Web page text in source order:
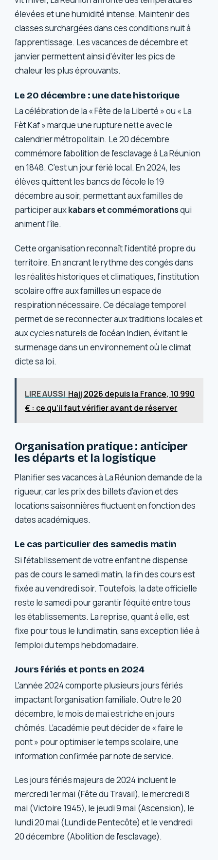
élevées et une humidité intense. Maintenir des
classes surchargées dans ces conditions nuit à
l’apprentissage. Les vacances de décembre et
janvier permettent ainsi d’éviter les pics de
chaleur les plus éprouvants.
Le 20 décembre : une date historique
La célébration de la « Fête de la Liberté » ou « La
Fèt Kaf » marque une rupture nette avec le
calendrier métropolitain. Le 20 décembre
commémore l’abolition de l’esclavage à La Réunion
en 1848. C’est un jour férié local. En 2024, les
élèves quittent les bancs de l’école le 19
décembre au soir, permettant aux familles de
participer auxkabars et commémorationsqui
animent l’île.
Cette organisation reconnaît l’identité propre du
territoire. En ancrant le rythme des congés dans
les réalités historiques et climatiques, l’institution
scolaire offre aux familles un espace de
respiration nécessaire. Ce décalage temporel
permet de se reconnecter aux traditions locales et
aux cycles naturels de l’océan Indien, évitant le
surmenage dans un environnement où le climat
dicte sa loi.
LIRE AUSSI Hajj 2026 depuis la France, 10 990
€ : ce qu’il faut vérifier avant de réserver
Organisation pratique : anticiper
les départs et la logistique
Planifier ses vacances à La Réunion demande de la
rigueur, car les prix des billets d’avion et des
locations saisonnières fluctuent en fonction des
dates académiques.
Le cas particulier des samedis matin
Si l’établissement de votre enfant ne dispense
pas de cours le samedi matin, la fin des cours est
fixée au vendredi soir. Toutefois, la date officielle
reste le samedi pour garantir l’équité entre tous
les établissements. La reprise, quant à elle, est
fixe pour tous le lundi matin, sans exception liée à
l’emploi du temps hebdomadaire.
Jours fériés et ponts en 2024
L’année 2024 comporte plusieurs jours fériés
impactant l’organisation familiale. Outre le 20
décembre, le mois de mai est riche en jours
chômés. L’académie peut décider de « faire le
pont » pour optimiser le temps scolaire, une
information confirmée par note de service.
Les jours fériés majeurs de 2024 incluent le
mercredi 1er mai (Fête du Travail), le mercredi 8
mai (Victoire 1945), le jeudi 9 mai (Ascension), le
lundi 20 mai (Lundi de Pentecôte) et le vendredi
20 décembre (Abolition de l’esclavage).